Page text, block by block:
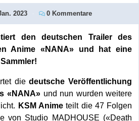
2023 0 Kommentare
den deutschen Trailer des
Anime «NANA» und hat eine
diedeutsche Veröffentlichung
«NANA»und nun wurden weitere
KSM Anime teilt die 47 Folgen
von Studio MADHOUSE («Death